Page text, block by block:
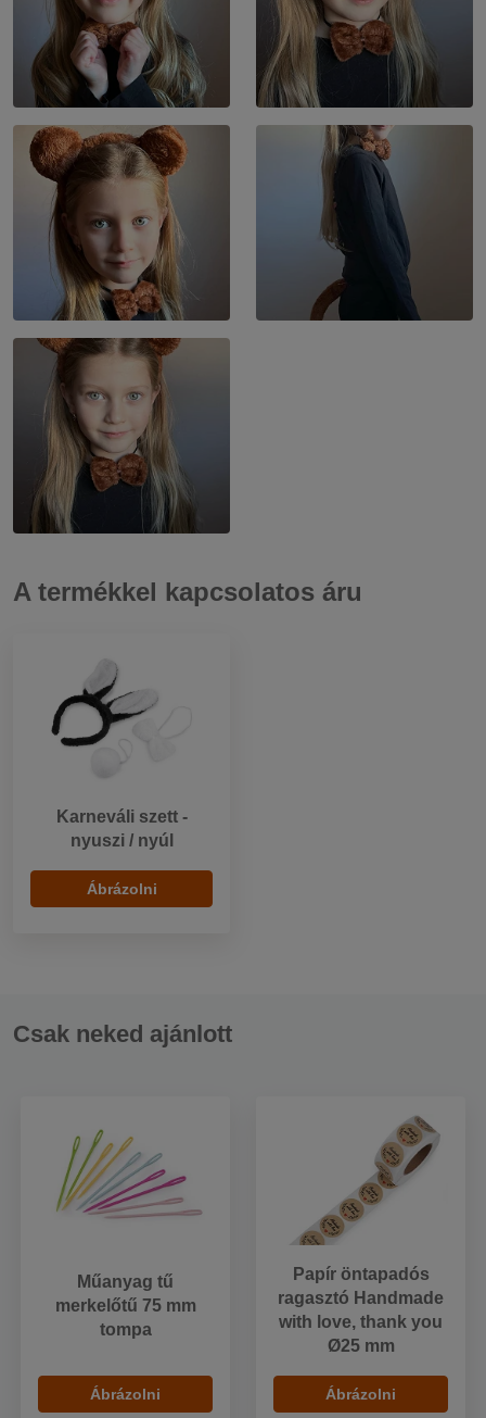
A termékkel kapcsolatos áru
Karneváli szett -
nyuszi / nyúl
Ábrázolni
Csak neked ajánlott
Műanyag tű
merkelőtű 75 mm
tompa
Ábrázolni
Papír öntapadós
ragasztó Handmade
with love, thank you
Ø25 mm
Ábrázolni